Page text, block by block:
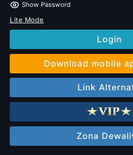
Show Password
Lite Mode
Login
Link
Zona